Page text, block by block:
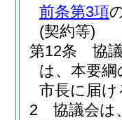
前条第3項
(契約等)
第12条
協
は、本要
市長に届
2
協議会は